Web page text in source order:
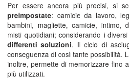
Per essere ancora più precisi, si
preimpostate: camicie da lavoro,
bambini, magliette, camicie, intimo,
misti quotidiani; considerando i
differenti soluzioni. Il ciclo di
conseguenza di così tante possibilità.
inoltre, permette di memorizzare fino
più utilizzati.